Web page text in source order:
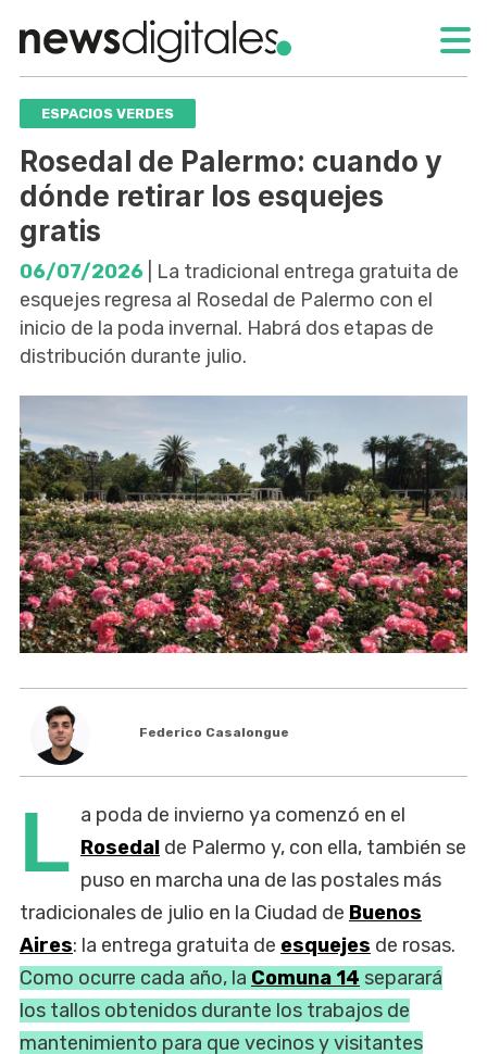
ESPACIOS VERDES
Rosedal de Palermo: cuando y
dónde retirar los esquejes
gratis
06/07/2026 | La tradicional entrega gratuita de
esquejes regresa al Rosedal de Palermo con el
inicio de la poda invernal. Habrá dos etapas de
distribución durante julio.
Federico Casalongue
L a poda de invierno ya comenzó en el
Rosedal de Palermo y, con ella, también se
puso en marcha una de las postales más
tradicionales de julio en la Ciudad de Buenos
Aires: la entrega gratuita de esquejes de rosas.
Como ocurre cada año, la Comuna 14 separará
los tallos obtenidos durante los trabajos de
mantenimiento para que vecinos y visitantes